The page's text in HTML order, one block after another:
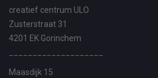
creatief centrum ULO
Zusterstraat 31
4201 EK Gorinchem
Maasdijk 15